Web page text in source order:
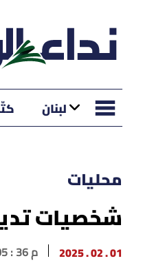
لبنان
محليات
شخصيات
01 . 02 . 2025 05 : 36 م